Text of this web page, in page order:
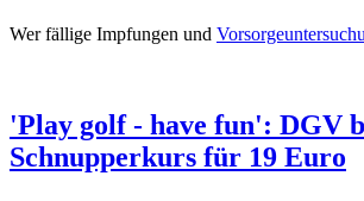
Wer fällige Impfungen und
'Play golf - have fun': DGV
Schnupperkurs für 19 Euro